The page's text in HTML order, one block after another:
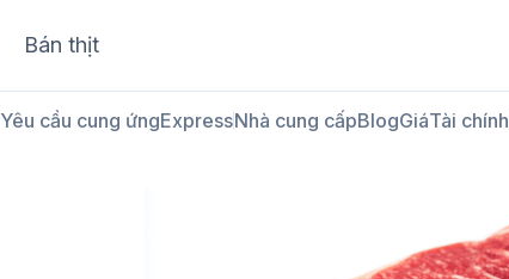
Bán thịt
Yêu cầu cung ứngExpressNhà cung cấpBlogGiáTài chính